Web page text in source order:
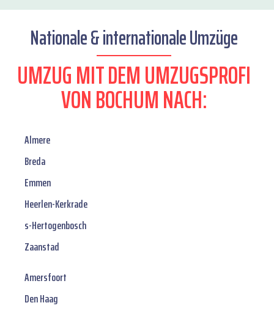
Nationale & internationale Umzüge
UMZUG MIT DEM UMZUGSPROFI
VON BOCHUM NACH:
Almere
Breda
Emmen
Heerlen-Kerkrade
s-Hertogenbosch
Zaanstad
Amersfoort
Den Haag